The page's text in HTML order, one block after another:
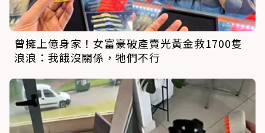
曾擁上億身家！女富豪破產賣光黃金救1700隻
浪浪：我餓沒關係，牠們不行